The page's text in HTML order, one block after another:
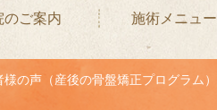
のご案内 施術メニュー
様の声（産後の骨盤矯正プログラム）